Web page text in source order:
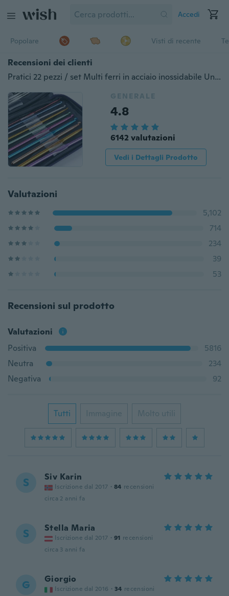
Accedi
Popolare Visti di recente
Recensioni dei clienti
Pratici 22 pezzi / set Multi ferri in acciaio inossidabile Uncinetti Set ferri da calza con kit artigianale per filati
GENERALE
4.8
6142 valutazioni
Vedi i Dettagli Prodotto
Valutazioni
5,102
714
234
39
53
Recensioni sul prodotto
Valutazioni
Positiva
5816
Neutra
234
Negativa
92
Tutti Immagine Molto utili
S Siv Karin
Iscrizione dal 2017 · 84 recensioni
circa 2 anni fa
S Stella Maria
Iscrizione dal 2017 · 91 recensioni
circa 3 anni fa
G Giorgio
Iscrizione dal 2016 · 34 recensioni